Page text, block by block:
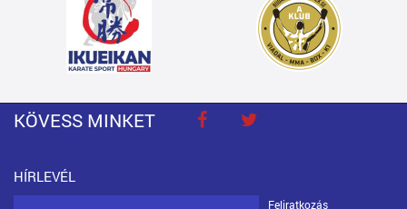
KÖVESS MINKET
HÍRLEVÉL
Feliratkozás